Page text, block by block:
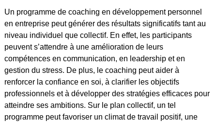
Un programme de coaching en développement personnel
en entreprise peut générer des résultats significatifs tant au
niveau individuel que collectif. En effet, les participants
peuvent s’attendre à une amélioration de leurs
compétences en communication, en leadership et en
gestion du stress. De plus, le coaching peut aider à
renforcer la confiance en soi, à clarifier les objectifs
professionnels et à développer des stratégies efficaces pour
atteindre ses ambitions. Sur le plan collectif, un tel
programme peut favoriser un climat de travail positif, une